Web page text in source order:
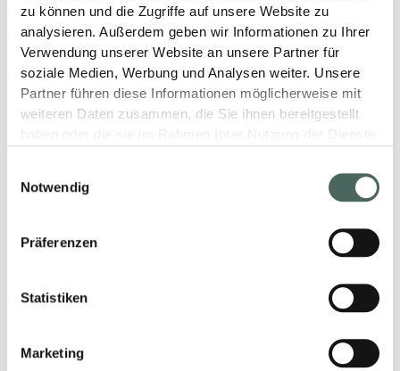
zu können und die Zugriffe auf unsere Website zu
analysieren. Außerdem geben wir Informationen zu Ihrer
Verwendung unserer Website an unsere Partner für
soziale Medien, Werbung und Analysen weiter. Unsere
Partner führen diese Informationen möglicherweise mit
weiteren Daten zusammen, die Sie ihnen bereitgestellt
Notwendig
Präferenzen
Statistiken
Marketing
09. Mai 2025
LESEN